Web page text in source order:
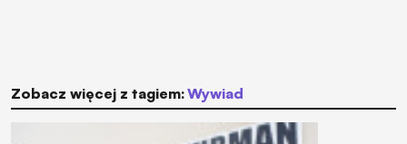
Zobacz więcej z tagiem: wywiad